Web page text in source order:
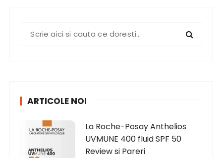
ARTICOLE NOI
La Roche-Posay Anthelios
UVMUNE 400 fluid SPF 50
Review si Pareri